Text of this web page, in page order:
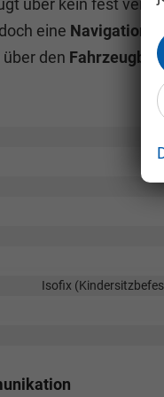
über kein fest
eine Navigation
den
Isofix